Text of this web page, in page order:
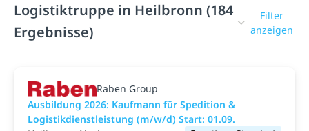
Logistiktruppe in Heilbronn (184
Ergebnisse)
Filter
anzeigen
Raben Group
Ausbildung 2026: Kaufmann für Spedition &
Logistikdienstleistung (m/w/d) Start: 01.09.​